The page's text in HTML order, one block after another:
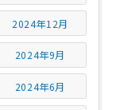
2024年12月
2024年9月
2024年6月